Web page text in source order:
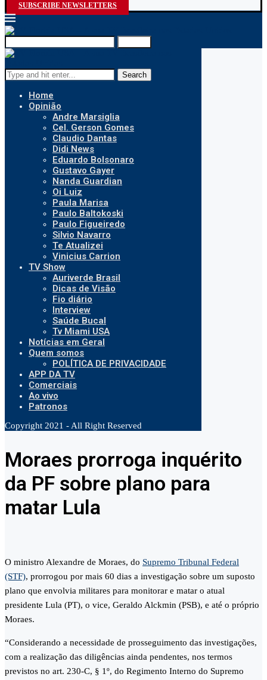
SUBSCRIBE NEWSLETTERS
Search
Home
Opinião
Andre Marsiglia
Cel. Gerson Gomes
Claudio Dantas
Didi News
Eduardo Bolsonaro
Gustavo Gayer
Nanda Guardian
Oi Luiz
Paula Marisa
Paulo Baltokoski
Paulo Figueiredo
Silvio Navarro
Te Atualizei
Vinicius Carrion
TV Show
Auriverde Brasil
Dicas de Visão
Fio diário
Interview
Saúde Bucal
Tv Miami USA
Notícias em Geral
Quem somos
POLÍTICA DE PRIVACIDADE
APP DA TV
Comerciais
Ao vivo
Patronos
Copyright 2021 - All Right Reserved
Moraes prorroga inquérito
da PF sobre plano para
matar Lula
O ministro Alexandre de Moraes, do Supremo Tribunal Federal
(STF), prorrogou por mais 60 dias a investigação sobre um suposto
plano que envolvia militares para monitorar e matar o atual
presidente Lula (PT), o vice, Geraldo Alckmin (PSB), e até o próprio
Moraes.
“Considerando a necessidade de prosseguimento das investigações,
com a realização das diligências ainda pendentes, nos termos
previstos no art. 230-C, § 1º, do Regimento Interno do Supremo